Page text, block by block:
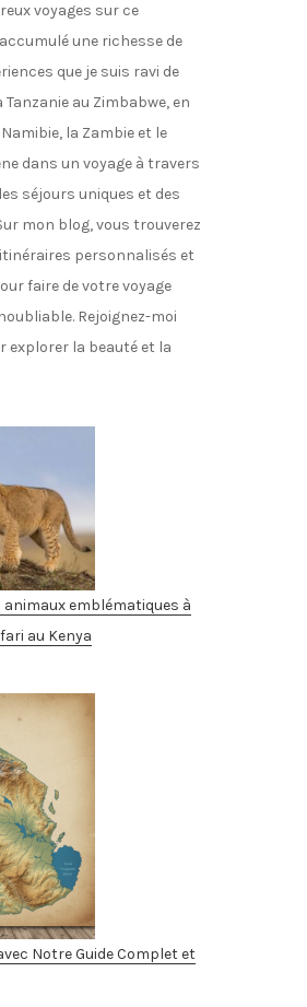
voyages sur ce
une richesse de
que je suis ravi de
au Zimbabwe, en
la Zambie et le
dans un voyage à travers
séjours uniques et des
mon blog, vous trouverez
personnalisés et
faire de votre voyage
Rejoignez-moi
explorer la beauté et la
animaux emblématiques à
au Kenya
Notre Guide Complet et